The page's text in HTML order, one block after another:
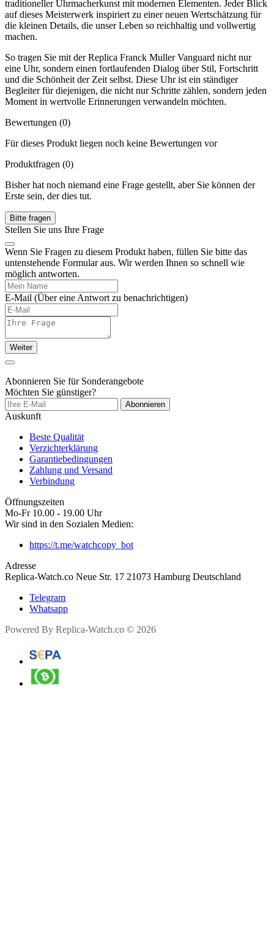
traditioneller Uhrmacherkunst mit modernen Elementen. Jeder Blick
auf dieses Meisterwerk inspiriert zu einer neuen Wertschätzung für
die kleinen Details, die unser Leben so reichhaltig und vollwertig
machen.
So tragen Sie mit der Replica Franck Muller Vanguard nicht nur
eine Uhr, sondern einen fortlaufenden Dialog über Stil, Fortschritt
und die Schönheit der Zeit selbst. Diese Uhr ist ein ständiger
Begleiter für diejenigen, die nicht nur Schritte zählen, sondern jeden
Moment in wertvolle Erinnerungen verwandeln möchten.
Bewertungen (0)
Für dieses Produkt liegen noch keine Bewertungen vor
Produktfragen (0)
Bisher hat noch niemand eine Frage gestellt, aber Sie können der
Erste sein, der dies tut.
Bitte fragen
Stellen Sie uns Ihre Frage
Wenn Sie Fragen zu diesem Produkt haben, füllen Sie bitte das
untenstehende Formular aus. Wir werden Ihnen so schnell wie
möglich antworten.
E-Mail (Über eine Antwort zu benachrichtigen)
Weiter
Abonnieren Sie für Sonderangebote
Möchten Sie günstiger?
Abonnieren
Auskunft
Beste Qualität
Verzichterklärung
Garantiebedingungen
Zahlung und Versand
Verbindung
Öffnungszeiten
Mo-Fr 10.00 - 19.00 Uhr
Wir sind in den Sozialen Medien:
https://t.me/watchcopy_bot
Adresse
Replica-Watch.co Neue Str. 17 21073 Hamburg Deutschland
Telegram
Whatsapp
Powered By Replica-Watch.co © 2026